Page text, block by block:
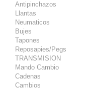
Antipinchazos
Llantas
Neumaticos
Bujes
Tapones
Reposapies/Pegs
TRANSMISION
Mando Cambio
Cadenas
Cambios